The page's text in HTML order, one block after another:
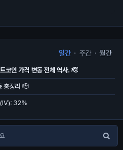
일간 · 주간 · 월간
인 가격 변동 전체 역사. 🫡
총정리 🫡
(IV): 32%